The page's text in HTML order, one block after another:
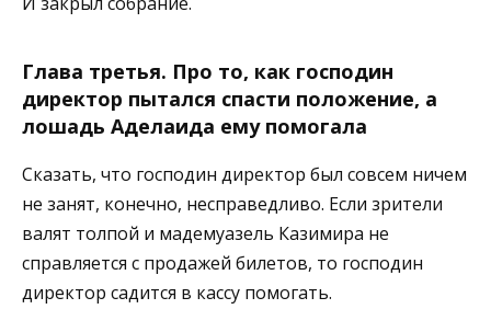
Глава третья. Про то, как господин
директор пытался спасти положение, а
лошадь Аделаида ему помогала
Сказать, что господин директор был совсем ничем
не занят, конечно, несправедливо. Если зрители
валят толпой и мадемуазель Казимира не
справляется с продажей билетов, то господин
директор садится в кассу помогать.